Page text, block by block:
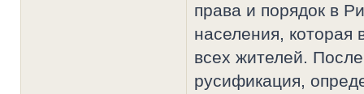
права и порядок в
населения, которая
всех жителей.
русификация,